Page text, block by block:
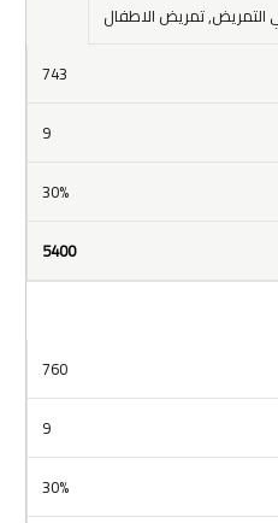
التمريض, تمريض الاطفال
743
9
30%
5400
760
9
30%